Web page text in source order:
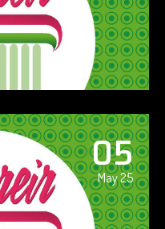
05
May 25